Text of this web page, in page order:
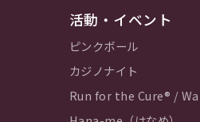
活動・イベント
ピンクボール
カジノナイト
Run for the Cure® /